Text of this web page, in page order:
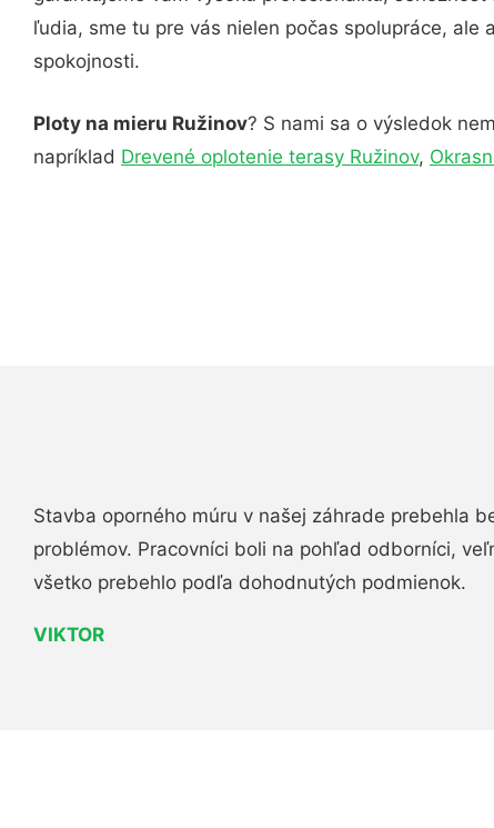
ľudia, sme tu pre vás nielen počas spolupráce,
spokojnosti.
Ploty na mieru Ružinov? S nami sa o výsledok
napríklad Drevené oplotenie terasy Ružinov,
Stavba oporného múru v našej záhrade prebehla
problémov. Pracovníci boli na pohľad odborníci,
všetko prebehlo podľa dohodnutých podmienok.
VIKTOR